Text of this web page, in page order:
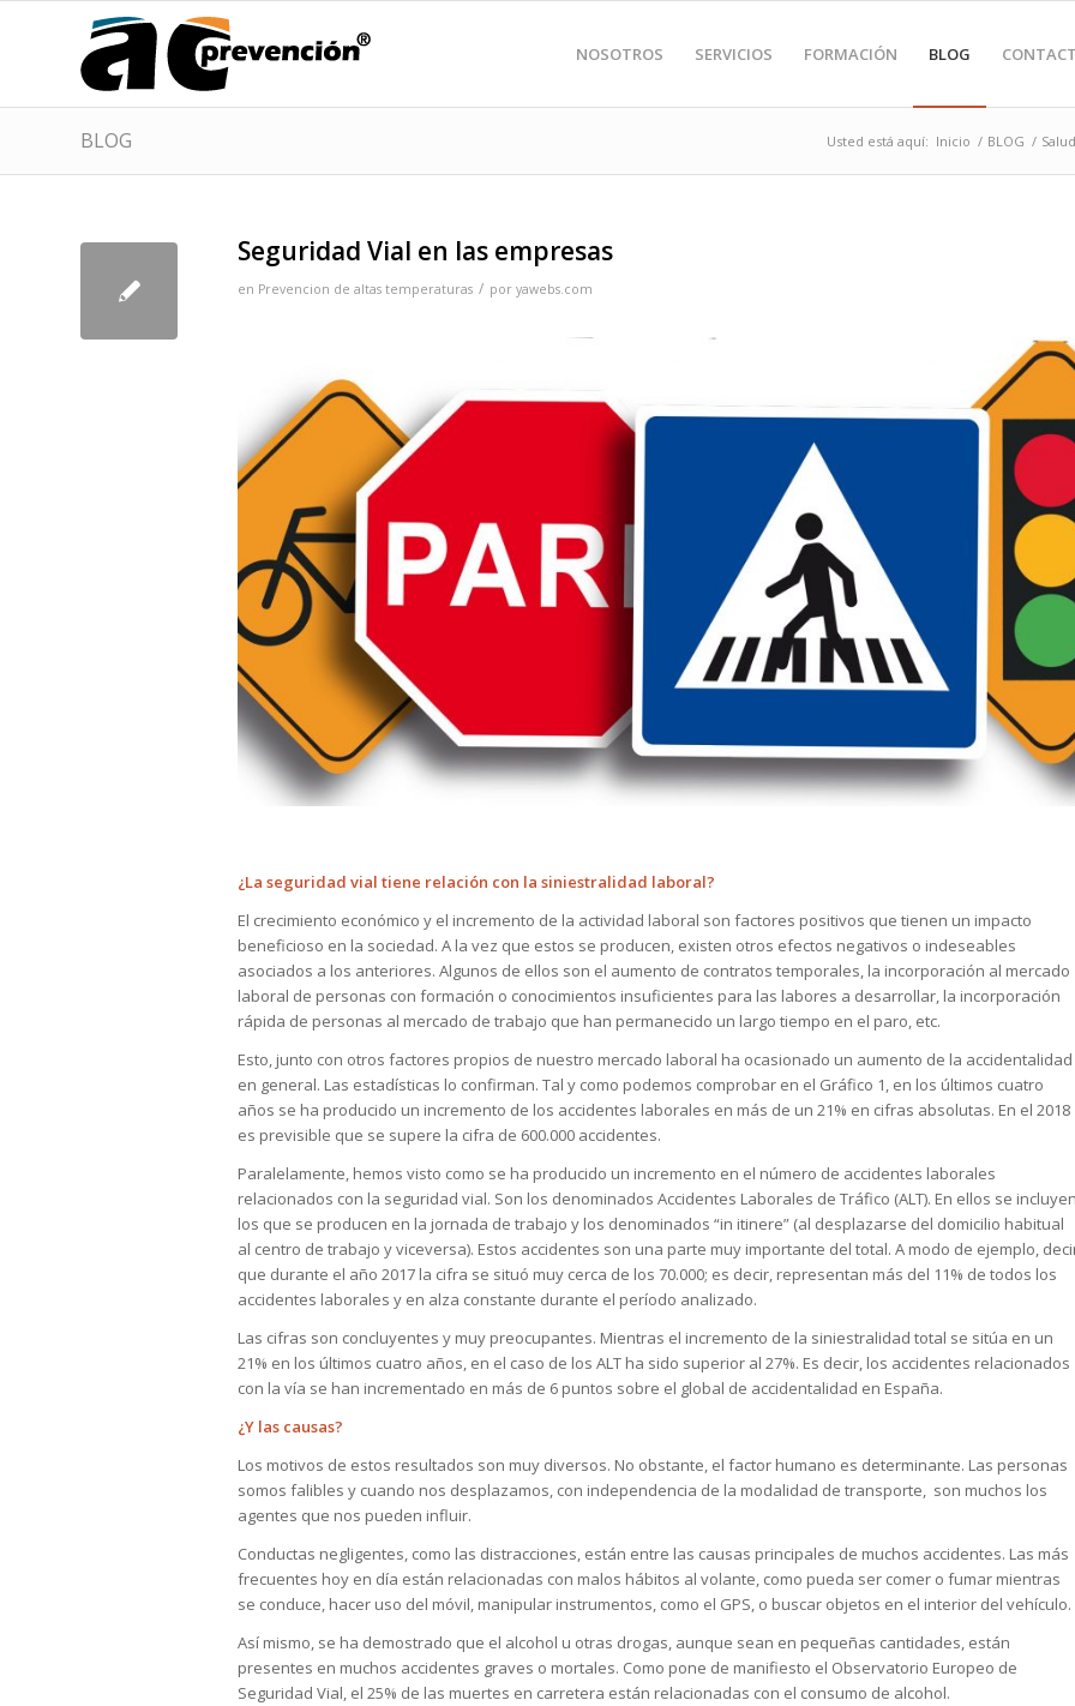
NOSOTROS SERVICIOS FORMACIÓN BLOG
BLOG Usted está aquí: Inicio / BLOG / Salud
Seguridad Vial en las empresas
en Prevencion de altas temperaturas / por yawebs.com
¿La seguridad vial tiene relación con la siniestralidad laboral?
El crecimiento económico y el incremento de la actividad laboral son factores positivos que tienen un impacto
beneficioso en la sociedad. A la vez que estos se producen, existen otros efectos negativos o indeseables
asociados a los anteriores. Algunos de ellos son el aumento de contratos temporales, la incorporación al mercado
laboral de personas con formación o conocimientos insuficientes para las labores a desarrollar, la incorporación
rápida de personas al mercado de trabajo que han permanecido un largo tiempo en el paro, etc.
Esto, junto con otros factores propios de nuestro mercado laboral ha ocasionado un aumento de la accidentalidad
en general. Las estadísticas lo confirman. Tal y como podemos comprobar en el Gráfico 1, en los últimos cuatro
años se ha producido un incremento de los accidentes laborales en más de un 21% en cifras absolutas. En el 2018
es previsible que se supere la cifra de 600.000 accidentes.
Paralelamente, hemos visto como se ha producido un incremento en el número de accidentes laborales
relacionados con la seguridad vial. Son los denominados Accidentes Laborales de Tráfico (ALT). En ellos se
los que se producen en la jornada de trabajo y los denominados “in itinere” (al desplazarse del domicilio habitual
al centro de trabajo y viceversa). Estos accidentes son una parte muy importante del total. A modo de ejemplo,
que durante el año 2017 la cifra se situó muy cerca de los 70.000; es decir, representan más del 11% de todos los
accidentes laborales y en alza constante durante el período analizado.
Las cifras son concluyentes y muy preocupantes. Mientras el incremento de la siniestralidad total se sitúa en un
21% en los últimos cuatro años, en el caso de los ALT ha sido superior al 27%. Es decir, los accidentes relacionados
con la vía se han incrementado en más de 6 puntos sobre el global de accidentalidad en España.
¿Y las causas?
Los motivos de estos resultados son muy diversos. No obstante, el factor humano es determinante. Las personas
somos falibles y cuando nos desplazamos, con independencia de la modalidad de transporte, son muchos los
agentes que nos pueden influir.
Conductas negligentes, como las distracciones, están entre las causas principales de muchos accidentes. Las más
frecuentes hoy en día están relacionadas con malos hábitos al volante, como pueda ser comer o fumar mientras
se conduce, hacer uso del móvil, manipular instrumentos, como el GPS, o buscar objetos en el interior del vehículo.
Así mismo, se ha demostrado que el alcohol u otras drogas, aunque sean en pequeñas cantidades, están
presentes en muchos accidentes graves o mortales. Como pone de manifiesto el Observatorio Europeo de
Seguridad Vial, el 25% de las muertes en carretera están relacionadas con el consumo de alcohol.